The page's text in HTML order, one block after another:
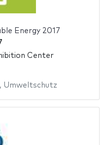
Energy 2017
Center
, Umweltschutz